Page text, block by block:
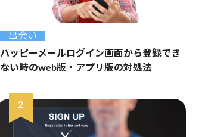
出会い
ハッピーメールログイン画面から登録でき
ない時のweb版・アプリ版の対処法